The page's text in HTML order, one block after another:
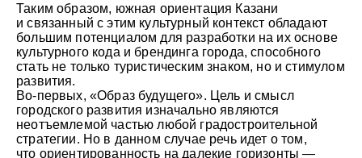
Таким образом, южная ориентация Казани
и связанный с этим культурный контекст обладают
большим потенциалом для разработки на их основе
культурного кода и брендинга города, способного
стать не только туристическим знаком, но и стимулом
развития.
Во-первых, «Образ будущего». Цель и смысл
городского развития изначально являются
неотъемлемой частью любой градостроительной
стратегии. Но в данном случае речь идет о том,
что ориентированность на далекие горизонты —